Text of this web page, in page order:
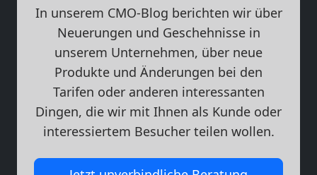
In unserem CMO-Blog berichten wir über
Neuerungen und Geschehnisse in
unserem Unternehmen, über neue
Produkte und Änderungen bei den
Tarifen oder anderen interessanten
Dingen, die wir mit Ihnen als Kunde oder
interessiertem Besucher teilen wollen.